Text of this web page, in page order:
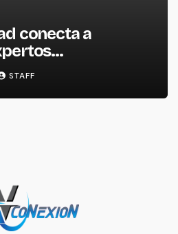
conecta a
para impulsar la
STAFF